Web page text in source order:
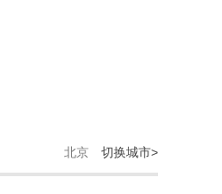
北京 切换城市>